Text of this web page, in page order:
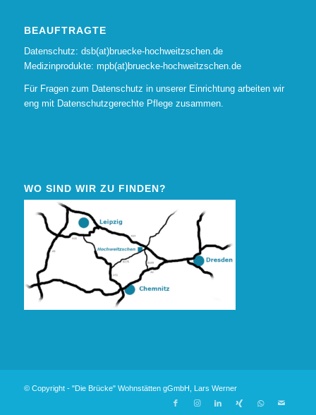
BEAUFTRAGTE
Datenschutz: dsb(at)bruecke-hochweitzschen.de
Medizinprodukte: mpb(at)bruecke-hochweitzschen.de
Für Fragen zum Datenschutz in unserer Einrichtung arbeiten wir
eng mit Datenschutzgerechte Pflegezusammen.
WO SIND WIR ZU FINDEN?
© Copyright - "Die Brücke" Wohnstätten gGmbH, Lars Werner